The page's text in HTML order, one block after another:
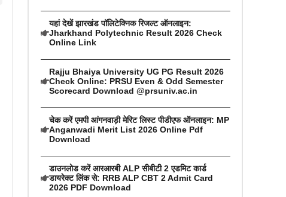
यहां देखें झारखंड पॉलिटेक्निक रिजल्ट ऑनलाइन:
Jharkhand Polytechnic Result 2026 Check
Online Link
Rajju Bhaiya University UG PG Result 2026
Check Online: PRSU Even & Odd Semester
Scorecard Download @prsuniv.ac.in
चेक करें एमपी आंगनवाड़ी मेरिट लिस्ट पीडीएफ ऑनलाइन: MP
Anganwadi Merit List 2026 Online Pdf
Download
डाउनलोड करें आरआरबी ALP सीबीटी 2 एडमिट कार्ड
डायरेक्ट लिंक से: RRB ALP CBT 2 Admit Card
2026 PDF Download